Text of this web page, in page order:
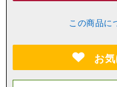
この商品に
お